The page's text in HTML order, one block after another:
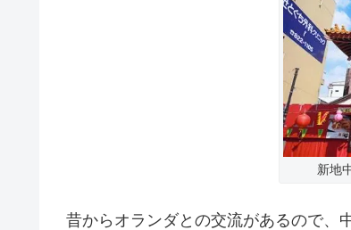
新地
昔からオランダとの交流があるので、